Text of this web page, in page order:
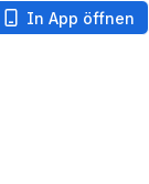
In App öffnen